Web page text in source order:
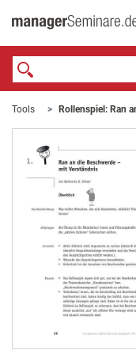
Tools Rollenspiel: Ran